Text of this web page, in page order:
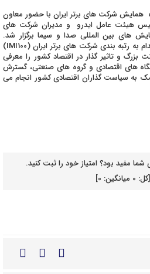
شرکت های برتر ایران با حضور معاون
هیئت عامل ایدرو و مدیران شرکت های
های بین المللی صدا و سیما برگزار شد.
سازمان مدیریت صنعتی هر ساله اقدام به رتبه بندی شرکت های برتر ایران (IMI100)
رتبه بندی که ۵۰۰ شرکت بزرگ و تاثیر گذار در اقتصاد کشور را معرفی
های اقتصادی و گروه های صنعتی، گسترش
به سیاست گذاران اقتصادی کشور انجام می
شما مفید بود؟ امتیاز خود را ثبت کنید.
0میانگین: 0
]